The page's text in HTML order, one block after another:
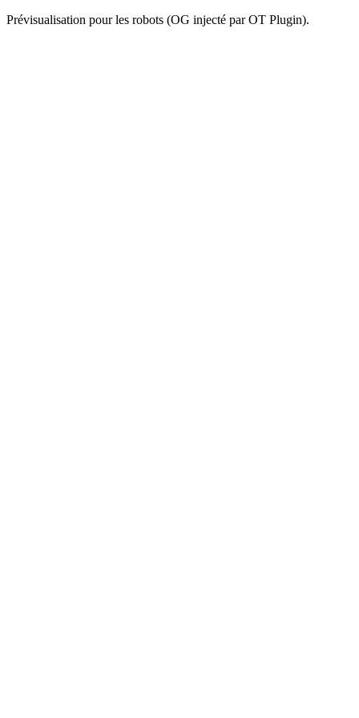
Prévisualisation pour les robots (OG injecté par OT Plugin).